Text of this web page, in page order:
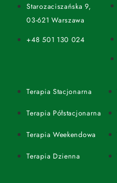
Starozaciszańska 9,
03-621 Warszawa
+48 501 130 024
Terapia Stacjonarna
Terapia Półstacjonarna
Terapia Weekendowa
Terapia Dzienna